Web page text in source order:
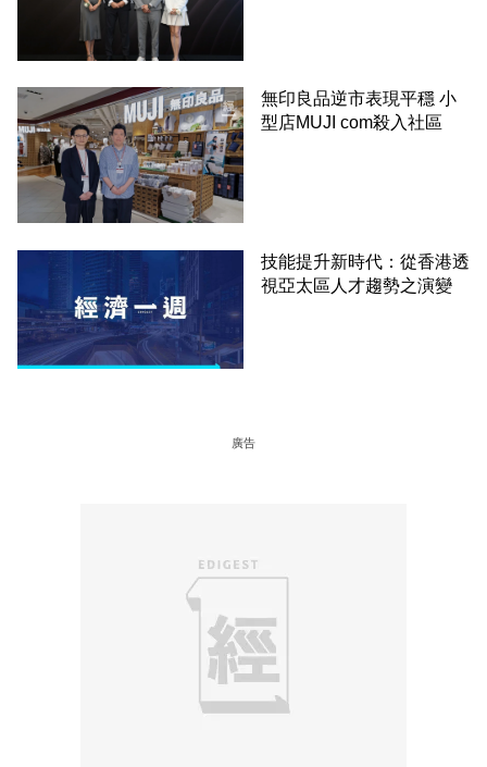
無印良品逆市表現平穩 小
型店MUJI com殺入社區
技能提升新時代：從香港透
視亞太區人才趨勢之演變
廣告